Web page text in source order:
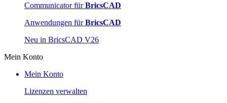
Communicator fürBricsCAD
Anwendungen fürBricsCAD
Neu in BricsCAD V26
Mein Konto
Mein Konto
Lizenzen verwalten